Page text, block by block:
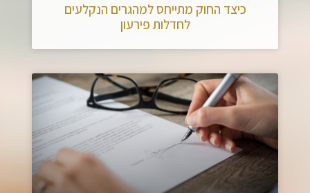
כיצד החוק מתייחס למהגרים הנקלעים
לחדלות פירעון